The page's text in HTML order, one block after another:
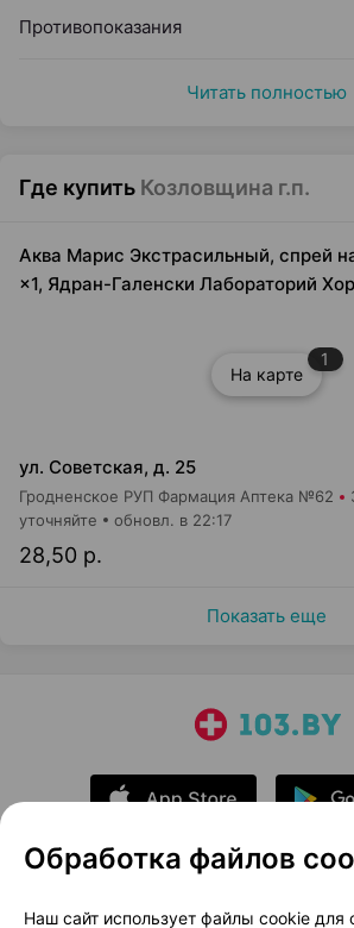
Противопоказания
Читать полностью
Где купить Козловщина г.п.
Аква Марис Экстрасильный, спрей
×1, Ядран-Галенски Лабораторий
На карте
1
ул. Советская, д. 25
Гродненское РУП Фармация Аптека №62
28,50 р.
уточняйте обновл. в 22:17
Показать еще
О проекте Новости
Обработка файлов
Наш сайт использует файлы cookie для